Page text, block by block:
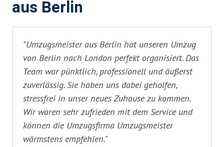
aus Berlin
"Umzugsmeister aus Berlin hat unseren Umzug
von Berlin nach London perfekt organisiert. Das
Team war pünktlich, professionell und äußerst
zuverlässig. Sie haben uns dabei geholfen,
stressfrei in unser neues Zuhause zu kommen.
Wir waren sehr zufrieden mit dem Service und
können die Umzugsfirma Umzugsmeister
wärmstens empfehlen."